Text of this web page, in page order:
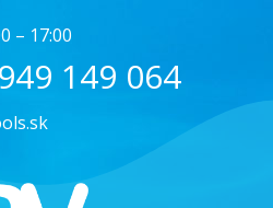
– 17:00
149 064